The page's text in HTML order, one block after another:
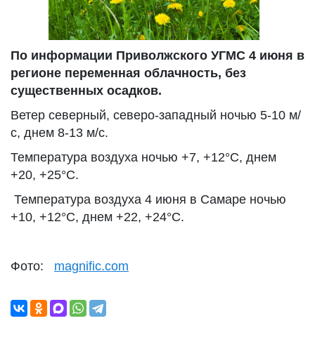
По информации Приволжского УГМС 4 июня в
регионе переменная облачность, без
существенных осадков.
Ветер северный, северо-западный ночью 5-10 м/
с, днем 8-13 м/с.
Температура воздуха ночью +7, +12°С, днем
+20, +25°С.
Температура воздуха 4 июня в Самаре ночью
+10, +12°С, днем +22, +24°С.
Фото: magnific.com